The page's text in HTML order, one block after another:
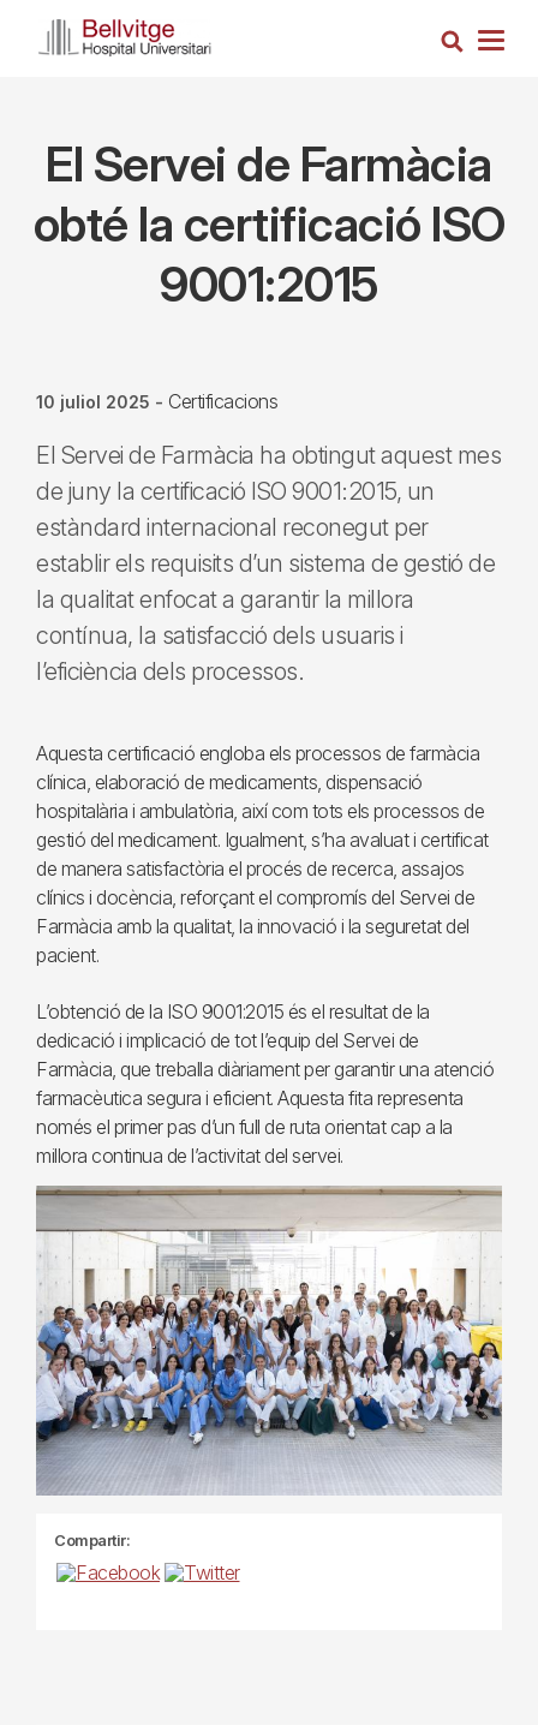
Cerca
El Servei de Farmàcia
obté la certificació ISO
9001:2015
10 juliol 2025 - Certificacions
El Servei de Farmàcia ha obtingut aquest mes
de juny la certificació ISO 9001:2015, un
estàndard internacional reconegut per
establir els requisits d’un sistema de gestió de
la qualitat enfocat a garantir la millora
contínua, la satisfacció dels usuaris i
l’eficiència dels processos.
Aquesta certificació engloba els processos de farmàcia
clínica, elaboració de medicaments, dispensació
hospitalària i ambulatòria, així com tots els processos de
gestió del medicament. Igualment, s’ha avaluat i certificat
de manera satisfactòria el procés de recerca, assajos
clínics i docència, reforçant el compromís del Servei de
Farmàcia amb la qualitat, la innovació i la seguretat del
pacient.
L’obtenció de la ISO 9001:2015 és el resultat de la
dedicació i implicació de tot l’equip del Servei de
Farmàcia, que treballa diàriament per garantir una atenció
farmacèutica segura i eficient. Aquesta fita representa
només el primer pas d’un full de ruta orientat cap a la
millora continua de l’activitat del servei.
Compartir: